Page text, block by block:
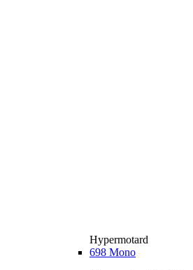
Hypermotard
698 Mono